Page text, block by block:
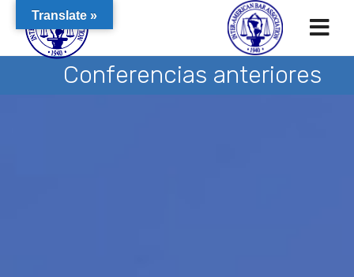
Conferencias anteriores
Translate »